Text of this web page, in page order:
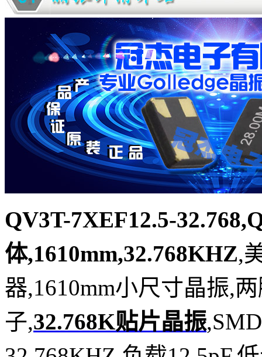
QV3T-7XEF12.5-
体,1610mm,32.768KHZ,
器,1610mm小尺寸晶振,
子,32.768K贴片晶振